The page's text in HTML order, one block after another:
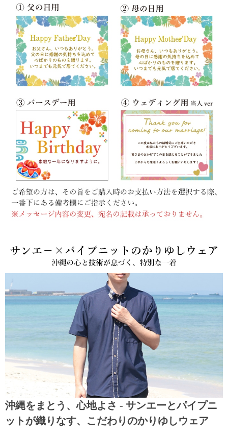
沖縄をまとう、心地よさ - サンエーとパイプニ
ットが織りなす、こだわりのかりゆしウェア